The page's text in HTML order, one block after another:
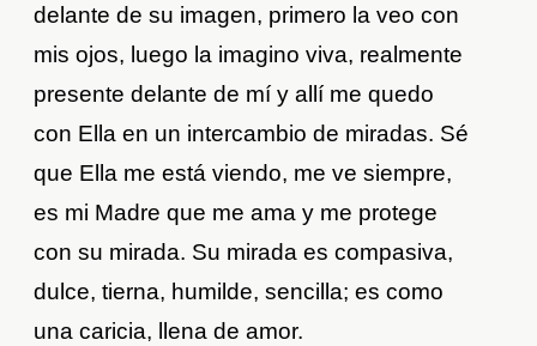
delante de su imagen, primero la veo con
mis ojos, luego la imagino viva, realmente
presente delante de mí y allí me quedo
con Ella en un intercambio de miradas. Sé
que Ella me está viendo, me ve siempre,
es mi Madre que me ama y me protege
con su mirada. Su mirada es compasiva,
dulce, tierna, humilde, sencilla; es como
una caricia, llena de amor.